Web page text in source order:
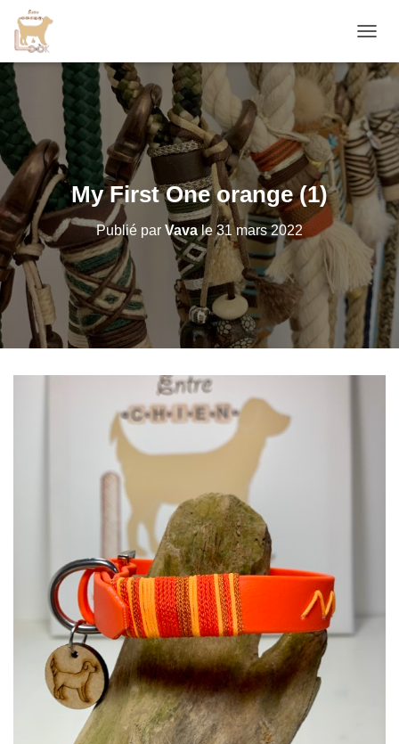
É
P
E
R
L
A
N
I
G
A
T
O
N
My First One orange (1)
Publié par Vavale31 mars 2022